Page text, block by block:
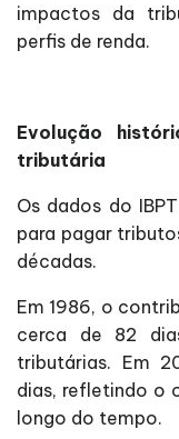
impactos da
perfis de renda.
Evolução
tributária
Os dados do
para pagar
décadas.
Em 1986, o
cerca de 82
tributárias. Em
dias, refletindo o
longo do tempo.